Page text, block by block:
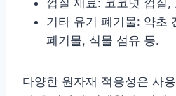
기타 유기 폐기물: 약초
폐기물, 식물 섬유 등.
다양한 원자재 적응성은 사